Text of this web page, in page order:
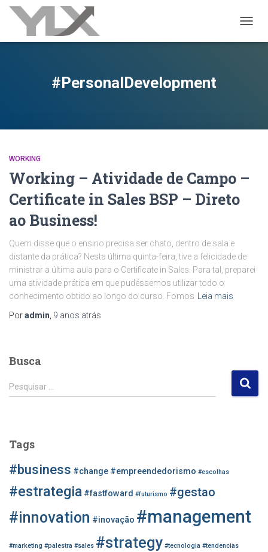
#PersonalDevelopment
WORKING
Working – Atividade de Campo –
Certificate in Sales BSP – Direto
ao Business!
Quem disse que o ensino precisa ser chato, dentro de sala e
distante da prática? Nesta última quinta-feira, tive a felicidade de
ministrar a última aula para o Certificate in Sales. Para tal, preparei
uma atividade prática em que pudéssemos utilizar todo o
conhecimento obtido ao longo do curso. Fomos
Leia mais
Poradmin 9 anos atrás
Busca
P
e
a
r
o
Pesquisar …
Tags
#business #change #empreendedorismo #escolhas
#estrategia #fastfoward #futurismo #gestao
#innovation #inovação #management
#marketing #palestra #sales #strategy #tecnologia #tendencias